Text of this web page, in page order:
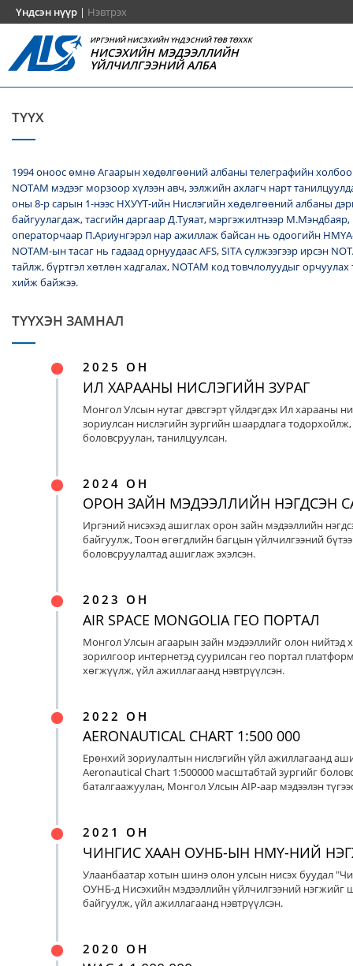
Үндсэн нүүр | Нэвтрэх
ИРГЭНИЙ НИСЭХИЙН ҮНДЭСНИЙ ТӨВ ТӨХХК
НИСЭХИЙН МЭДЭЭЛЛИЙН
ҮЙЛЧИЛГЭЭНИЙ АЛБА
ТҮҮХ
1994 оноос өмнө Агаарын хөдөлгөөний албаны телеграфийн
NОТАМ мэдээг морзоор хүлээн авч, ээлжийн ахлагч нарт
оны 8-р сарын 1-нээс НХУҮТ-ийн Нислэгийн хөдөлгөөний албаны
байгуулагдаж, тасгийн даргаар Д.Туяат, мэргэжилтнээр
операторчаар П.Ариунгэрэл нар ажиллаж байсан нь одоогийн
NOTAM-ын тасаг нь гадаад орнуудаас AFS, SITA сүлжээгээр ирсэн
тайлж, бүртгэл хөтлөн хадгалах, NОТАМ код товчлолуудыг
хийж байжээ.
ТҮҮХЭН ЗАМНАЛ
2025 ОН
ИЛ ХАРААНЫ НИСЛЭГИЙН ЗУРАГ
Монгол Улсын нутаг дэвсгэрт үйлдэгдэх Ил харааны
зориулсан нислэгийн зургийн шаардлага тодорхойлж,
боловсруулан, танилцуулсан.
2024 ОН
ОРОН ЗАЙН МЭДЭЭЛЛИЙН НЭГДСЭН
Иргэний нисэхэд ашиглах орон зайн мэдээллийн
байгуулж, Тоон өгөгдлийн багцын үйлчилгээний
боловсруулалтад ашиглаж эхэлсэн.
2023 ОН
AIR SPACE MONGOLIA ГЕО ПОРТАЛ
Монгол Улсын агаарын зайн мэдээллийг олон нийтэд
зорилгоор интернетэд суурилсан гео портал
хөгжүүлж, үйл ажиллагаанд нэвтрүүлсэн.
2022 ОН
AERONAUTICAL CHART 1:500 000
Ерөнхий зориулалтын нислэгийн үйл ажиллагаанд
Aeronautical Chart 1:500000 масштабтай зургийг
баталгаажуулан, Монгол Улсын AIP-аар мэдээлэн
2021 ОН
ЧИНГИС ХААН ОУНБ-ЫН НМҮ-НИЙ
Улаанбаатар хотын шинэ олон улсын нисэх буудал
ОУНБ-д Нисэхийн мэдээллийн үйлчилгээний нэгжийг
байгуулж, үйл ажиллагаанд нэвтрүүлсэн.
2020 ОН